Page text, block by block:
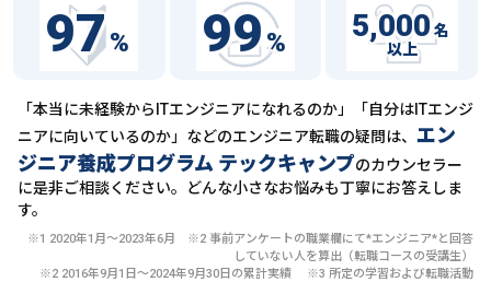
97% 99% 5,000 名
以上
「本当に未経験からITエンジニアになれるのか」「自分はITエンジ
ニアに向いているのか」などのエンジニア転職の疑問は、 エン
ジニア養成プログラム テックキャンプのカウンセラー
に是非ご相談ください。どんな小さなお悩みも丁寧にお答えしま
す。
※1 2020年1月〜2023年6月 ※2 事前アンケートの職業欄にて*エンジニア*と回答
していない人を算出（転職コースの受講生）
※2 2016年9月1日〜2024年9月30日の累計実績 ※3 所定の学習および転職活動